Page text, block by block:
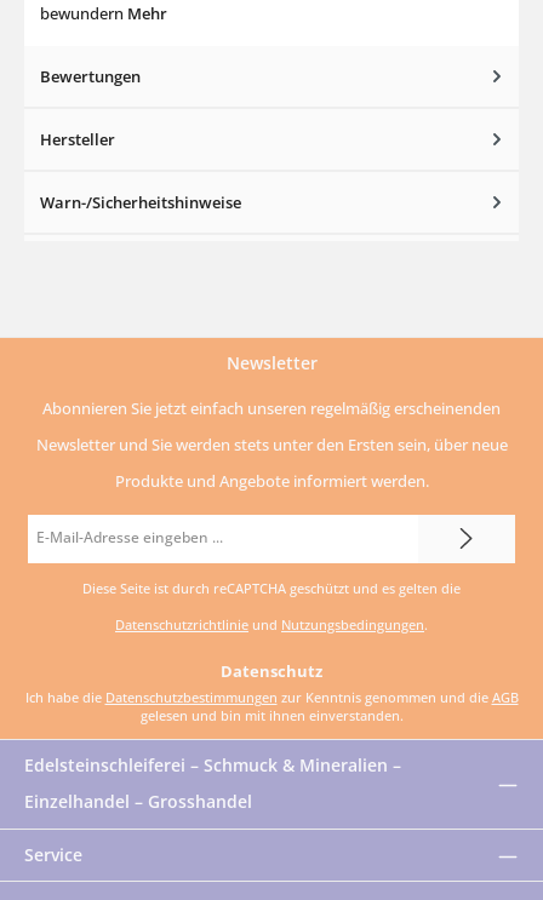
bewundern Mehr
Bewertungen
Hersteller
Warn-/Sicherheitshinweise
Newsletter
Abonnieren Sie jetzt einfach unseren regelmäßig erscheinenden
Newsletter und Sie werden stets unter den Ersten sein, über neue
Produkte und Angebote informiert werden.
E-
Mail-
Diese Seite ist durch reCAPTCHA geschützt und es gelten die
Datenschutzrichtlinie und Nutzungsbedingungen.
Datenschutz
Ich habe die Datenschutzbestimmungen zur Kenntnis genommen und die AGB
gelesen und bin mit ihnen einverstanden.
Edelsteinschleiferei – Schmuck & Mineralien –
Einzelhandel – Grosshandel
Service